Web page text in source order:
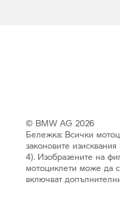
© BMW AG 2026
Бележка: Всички
законовите
4). Изобразените на
мотоциклети може да
включват